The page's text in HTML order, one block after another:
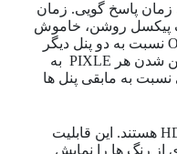
زمان پاسخ گویی. زمان
پیکسل روشن، خاموش
می شود. که در این زمینه نیز OLED نسبت به دو پنل دیگر
برتری دارد. OLED به خاطر روشن شدن هر PIXLE به
به مابقی پنل ها
بعضی تلویزیون ها دارای قابلیت HDR هستند. این قابلیت
رنگ ها را نمایش